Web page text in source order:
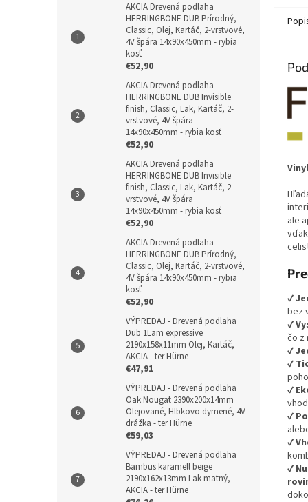
AKCIA Drevená podlaha
HERRINGBONE DUB Prírodný,
Classic, Olej, Kartáč, 2-vrstvové,
4V špára 14x90x450mm - rybia
kosť
€52,90
AKCIA Drevená podlaha
HERRINGBONE DUB Invisible
finish, Classic, Lak, Kartáč, 2-
vrstvové, 4V špára
14x90x450mm - rybia kosť
€52,90
AKCIA Drevená podlaha
HERRINGBONE DUB Invisible
finish, Classic, Lak, Kartáč, 2-
vrstvové, 4V špára
14x90x450mm - rybia kosť
€52,90
AKCIA Drevená podlaha
HERRINGBONE DUB Prírodný,
Classic, Olej, Kartáč, 2-vrstvové,
4V špára 14x90x450mm - rybia
kosť
€52,90
VÝPREDAJ - Drevená podlaha
Dub 1Lam expressive
2190x158x11mm Olej, Kartáč,
AKCIA - ter Hürne
€47,91
VÝPREDAJ - Drevená podlaha
Oak Nougat 2390x200x14mm
Olejované, Hlbkovo dymené, 4V
drážka - ter Hürne
€59,03
VÝPREDAJ - Drevená podlaha
Bambus karamell beige
2190x162x13mm Lak matný,
AKCIA - ter Hürne
ale
✔
bez
✔
čo z
✔
✔
✔
✔
✔
✔